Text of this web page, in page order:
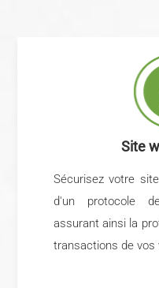
Site
Sécurisez votre
d'un protocole
assurant ainsi la
transactions de vos